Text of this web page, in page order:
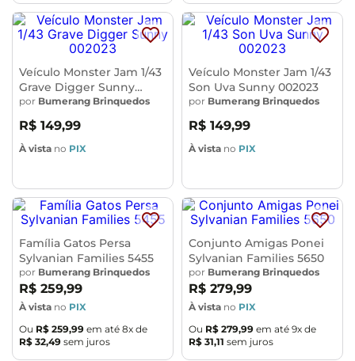
Veículo Monster Jam 1/43
Grave Digger Sunny
002023
por Bumerang Brinquedos
R$ 149,99
À vista no PIX
Veículo Monster Jam 1/43
Son Uva Sunny 002023
por Bumerang Brinquedos
R$ 149,99
À vista no PIX
Família Gatos Persa
Sylvanian Families 5455
por Bumerang Brinquedos
R$ 259,99
À vista no PIX
Ou R$ 259,99 em até 8x de
R$ 32,49 sem juros
Conjunto Amigas Ponei
Sylvanian Families 5650
por Bumerang Brinquedos
R$ 279,99
À vista no PIX
Ou R$ 279,99 em até 9x de
R$ 31,11 sem juros